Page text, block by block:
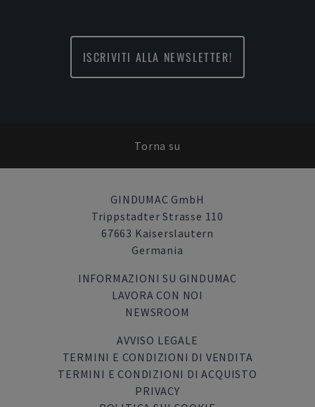
ISCRIVITI ALLA NEWSLETTER!
Torna su
GINDUMAC GmbH
Trippstadter Strasse 110
67663 Kaiserslautern
Germania
INFORMAZIONI SU GINDUMAC
LAVORA CON NOI
NEWSROOM
AVVISO LEGALE
TERMINI E CONDIZIONI DI VENDITA
TERMINI E CONDIZIONI DI ACQUISTO
PRIVACY